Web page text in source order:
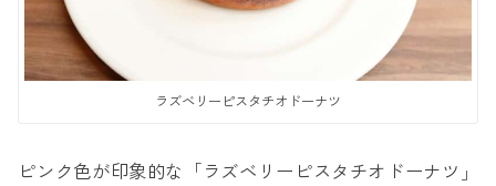
ラズベリーピスタチオドーナツ
ピンク色が印象的な「ラズベリーピスタチオドーナツ」